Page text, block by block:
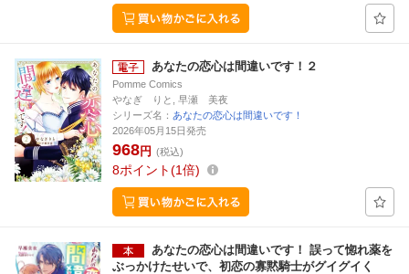
あなたの恋心は間違いです！２
Pomme Comics
やなぎ りと, 早瀬 美夜
シリーズ名： あなたの恋心は間違いです！
2026年05月15日発売
968円 (税込)
8ポイント 1倍
あなたの恋心は間違いです！ 誤って惚れ薬を
ぶっかけたせいで、初恋の寡黙騎士がグイグイく